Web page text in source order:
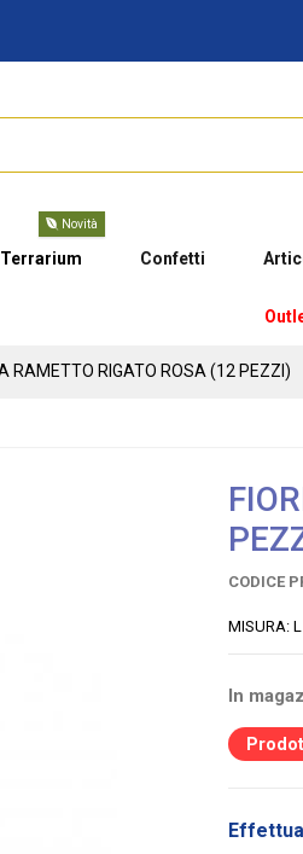
Terrarium
Novità
Confetti
RAMETTO RIGATO ROSA (12 PEZZI)
CODICE
MISURA:
In